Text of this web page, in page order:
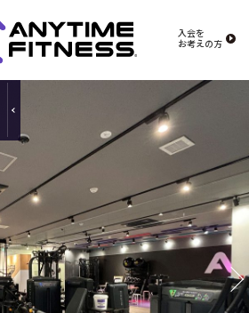
入会を
お考えの方